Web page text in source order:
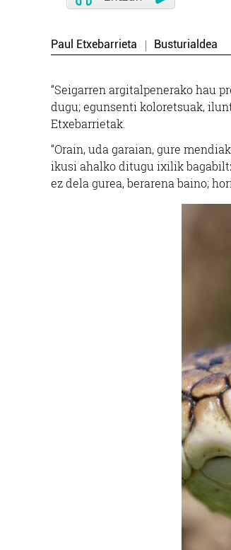
Paul Etxebarrieta Busturialdea
“Seigarren argitalpenerako hau
dugu; egunsenti koloretsuak,
Etxebarrietak.
“Orain, uda garaian, gure
ikusi ahalko ditugu ixilik
ez dela gurea, berarena baino;